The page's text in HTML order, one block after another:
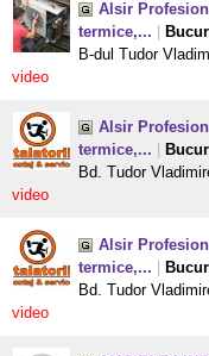
Alsir
termice,...
B-dul Tudor
video
Alsir
termice,...
Bd. Tudor
video
Alsir
termice,...
Bd. Tudor
video